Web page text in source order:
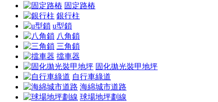
固定路樁
銀行柱
u型鎖
八角鎖
三角鎖
擋車器
固化拋光裝甲地坪
自行車綠道
海綿城市道路
球場地坪劃線